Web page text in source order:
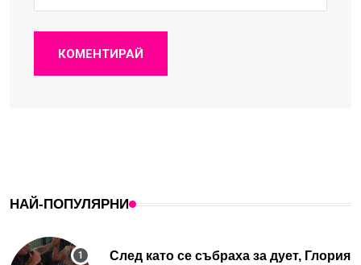
КОМЕНТИРАЙ
НАЙ-ПОПУЛЯРНИ
След като се събраха за дует, Глория